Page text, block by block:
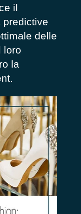
il
predictive
delle
loro
la